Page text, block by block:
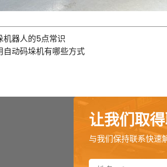
机器人的5点常识
自动码垛机有哪些方式
让我们取
与我们保持联系快速